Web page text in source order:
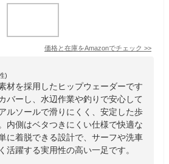
価格と在庫をAmazonでチェック >>
)
材を採用したヒップウェーダーです
バーし、水辺作業や釣りで安心して
ルソールで滑りにくく、安定した歩
内側はベタつきにくい仕様で快適な
に着脱できる設計で、サーフや洗車
活躍する実用性の高い一足です。